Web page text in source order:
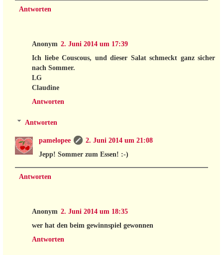
Antworten
Anonym 2. Juni 2014 um 17:39
Ich liebe Couscous, und dieser Salat schmeckt ganz sicher
nach Sommer.
LG
Claudine
Antworten
Antworten
pamelopee
2. Juni 2014 um 21:08
Jepp! Sommer zum Essen! :-)
Antworten
Anonym 2. Juni 2014 um 18:35
wer hat den beim gewinnspiel gewonnen
Antworten